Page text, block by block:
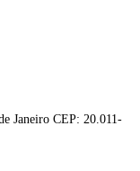
Janeiro CEP: 20.011-